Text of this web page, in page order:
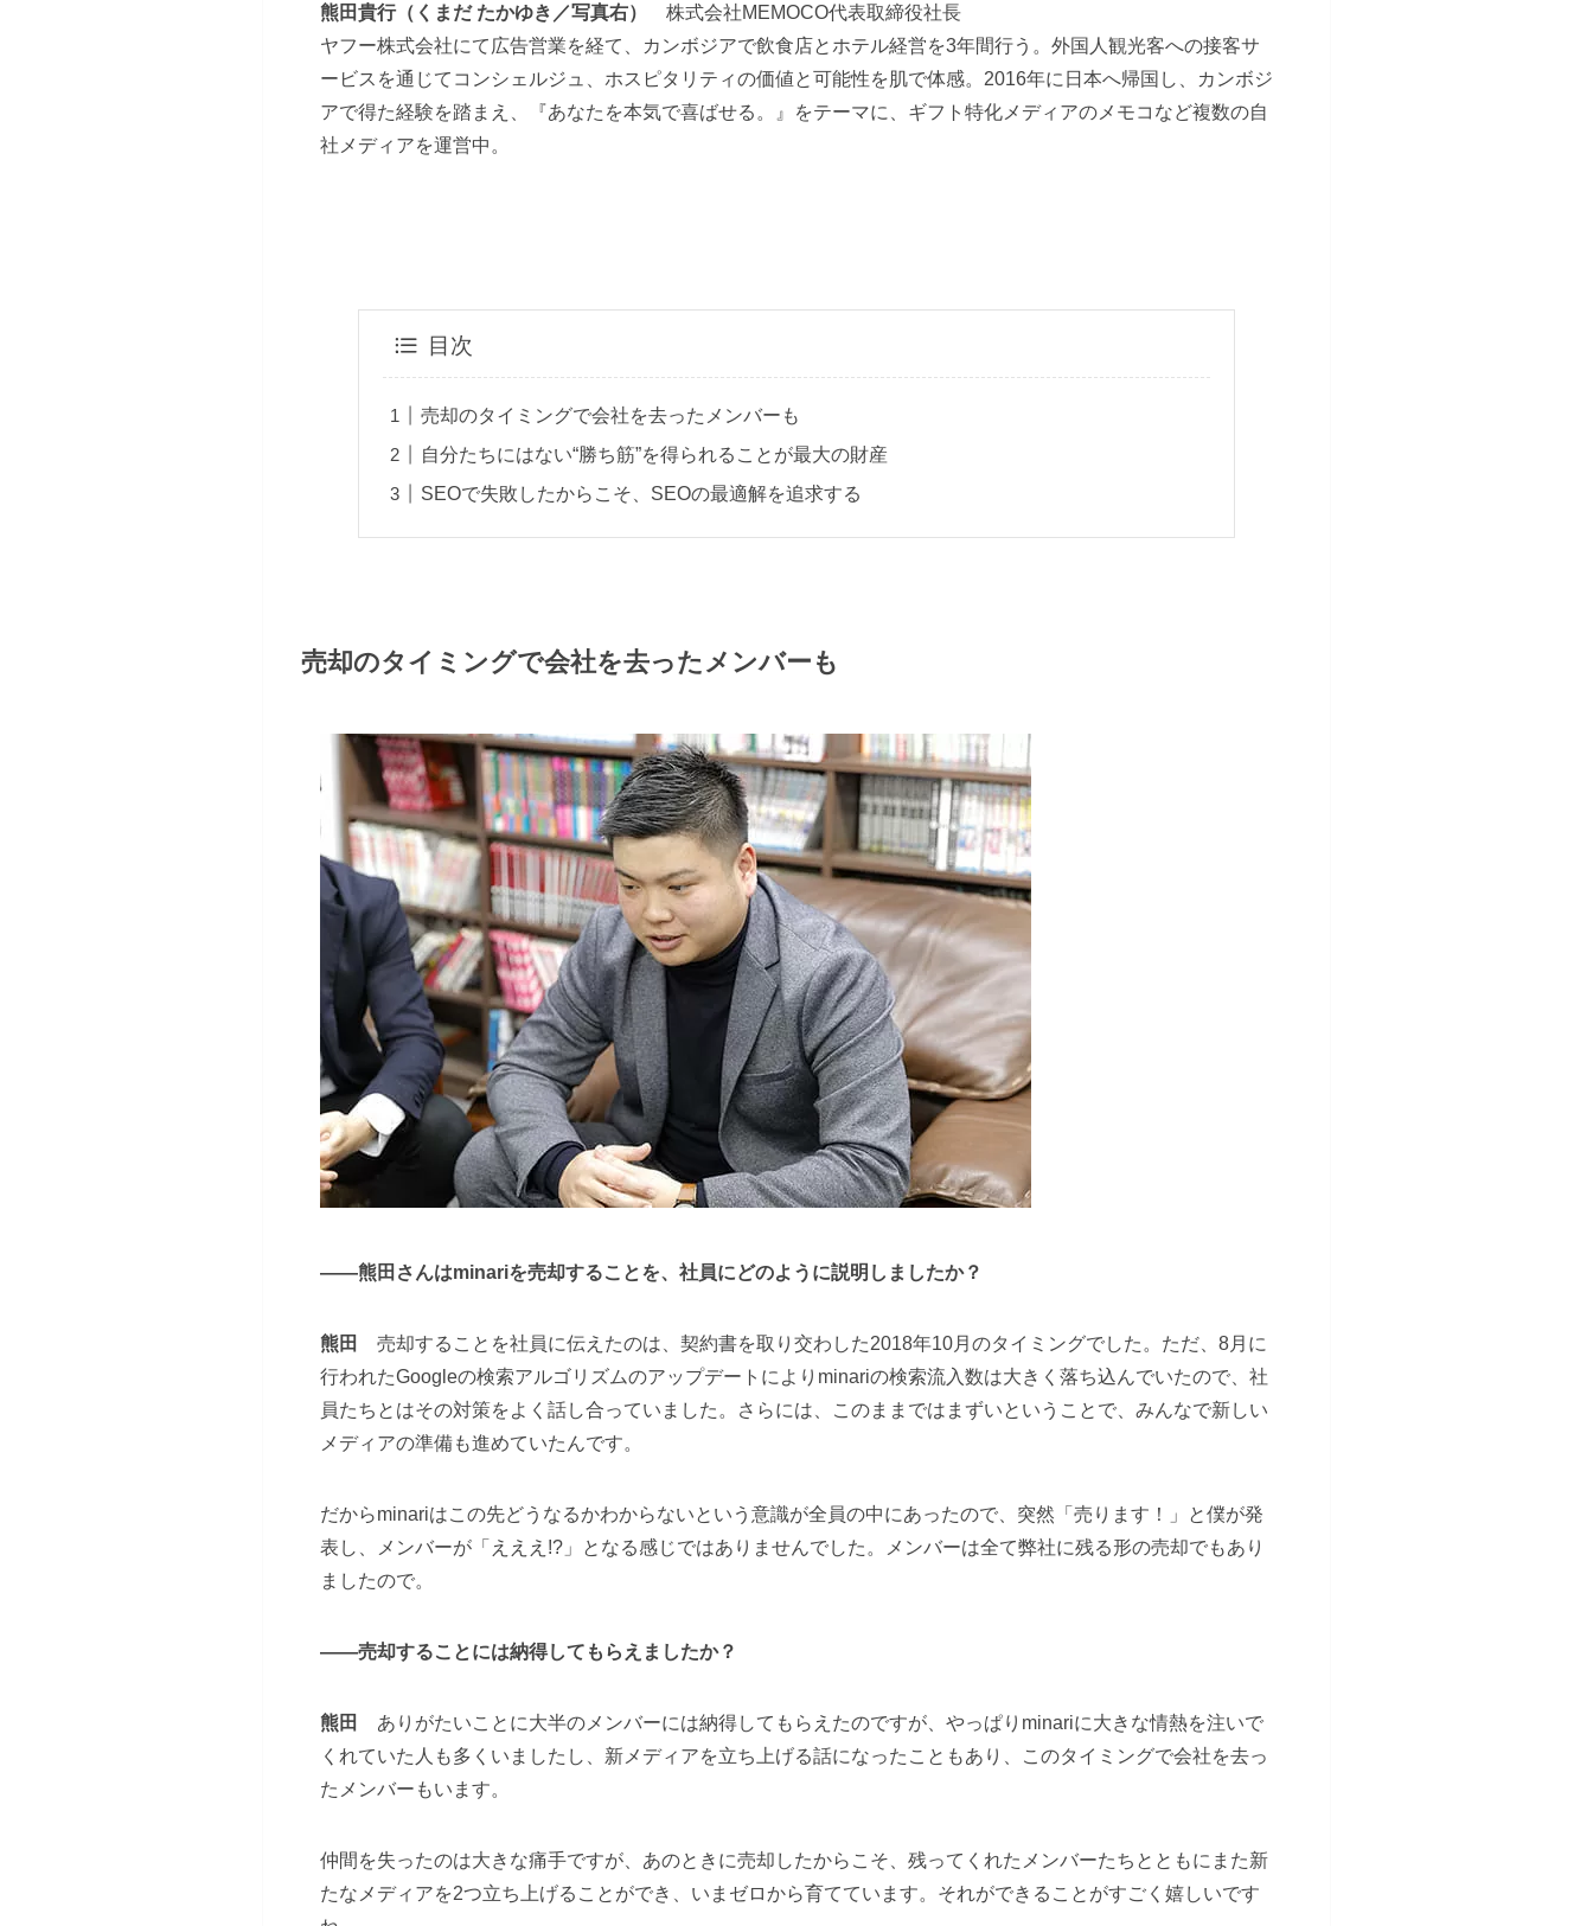
熊田貴行（くまだ たかゆき／写真右） 株式会社MEMOCO代表取締役社長
ヤフー株式会社にて広告営業を経て、カンボジアで飲食店とホテル経営を3年間行う。外国人観光客への接客サ
ービスを通じてコンシェルジュ、ホスピタリティの価値と可能性を肌で体感。2016年に日本へ帰国し、カンボジ
アで得た経験を踏まえ、『あなたを本気で喜ばせる。』をテーマに、ギフト特化メディアのメモコなど複数の自
社メディアを運営中。
目次
売却のタイミングで会社を去ったメンバーも
自分たちにはない“勝ち筋”を得られることが最大の財産
SEOで失敗したからこそ、SEOの最適解を追求する
売却のタイミングで会社を去ったメンバーも
――熊田さんはminariを売却することを、社員にどのように説明しましたか？
熊田
売却することを社員に伝えたのは、契約書を取り交わした2018年10月のタイミングでした。ただ、8月に
行われたGoogleの検索アルゴリズムのアップデートによりminariの検索流入数は大きく落ち込んでいたので、社
員たちとはその対策をよく話し合っていました。さらには、このままではまずいということで、みんなで新しい
メディアの準備も進めていたんです。
だからminariはこの先どうなるかわからないという意識が全員の中にあったので、突然「売ります！」と僕が発
表し、メンバーが「えええ!?」となる感じではありませんでした。メンバーは全て弊社に残る形の売却でもあり
ましたので。
――売却することには納得してもらえましたか？
熊田
ありがたいことに大半のメンバーには納得してもらえたのですが、やっぱりminariに大きな情熱を注いで
くれていた人も多くいましたし、新メディアを立ち上げる話になったこともあり、このタイミングで会社を去っ
たメンバーもいます。
仲間を失ったのは大きな痛手ですが、あのときに売却したからこそ、残ってくれたメンバーたちとともにまた新
たなメディアを2つ立ち上げることができ、いまゼロから育てています。それができることがすごく嬉しいです